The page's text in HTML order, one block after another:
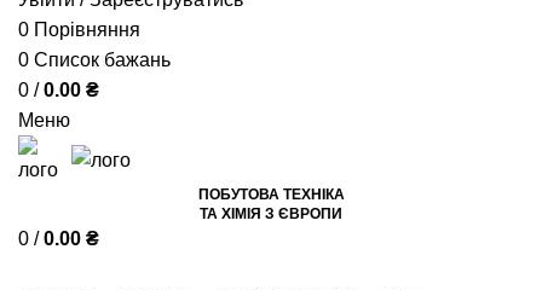
0 Порівняння
0 Список бажань
0 / 0.00 ₴
Меню
ПОБУТОВА ТЕХНІКА
ТА ХІМІЯ З ЄВРОПИ
0 / 0.00 ₴